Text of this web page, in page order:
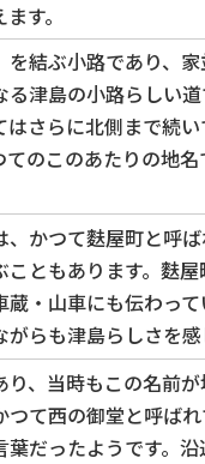
す。
結ぶ小路であり、家
津島の小路らしい
さらに北側まで続
のこのあたりの地
かつて麩屋町と呼
ともあります。麩
・山車にも伝わっ
らも津島らしさを感
、当時もこの名前
て西の御堂と呼ば
だったようです。